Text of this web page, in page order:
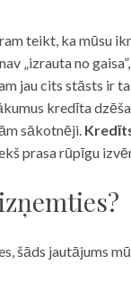
teikt, ka mūsu
„izrauta no
jau cits stāsts ir
kredīta
sākotnēji.
prasa rūpīgu
šāds jautājums